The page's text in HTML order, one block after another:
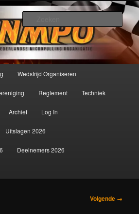
MicroPulling
ter wereld!
Wedstrijd Organiseren
Reglement Techniek
Archief Log In
Uitslagen 2026
Deelnemers 2026
Volgende →